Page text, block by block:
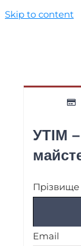
Skip to content
УТІМ
Прізвище
Email